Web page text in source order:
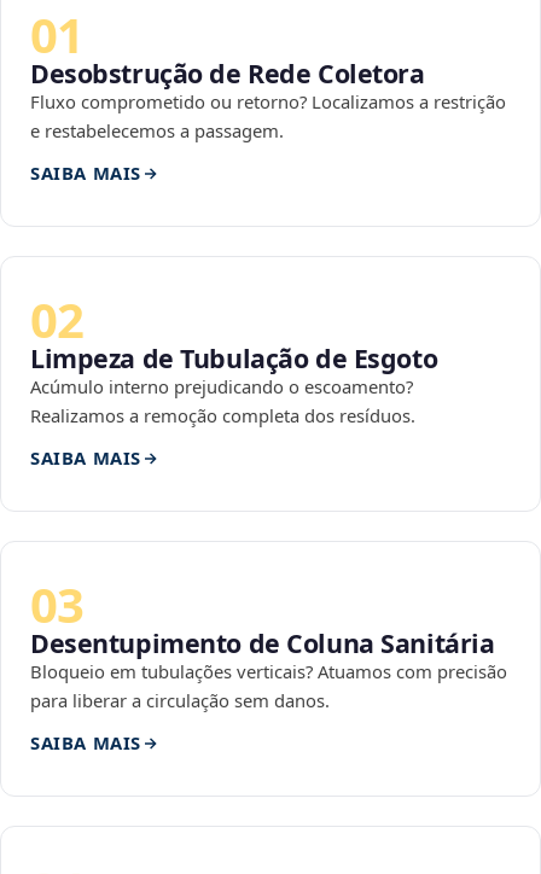
01
Desobstrução de Rede Coletora
Fluxo comprometido ou retorno? Localizamos a restrição
e restabelecemos a passagem.
SAIBA MAIS
02
Limpeza de Tubulação de Esgoto
Acúmulo interno prejudicando o escoamento?
Realizamos a remoção completa dos resíduos.
SAIBA MAIS
03
Desentupimento de Coluna Sanitária
Bloqueio em tubulações verticais? Atuamos com precisão
para liberar a circulação sem danos.
SAIBA MAIS